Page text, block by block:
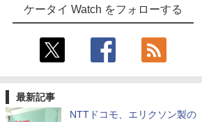
ケータイ Watch をフォローする
最新記事
NTTドコモ、エリクソン製の